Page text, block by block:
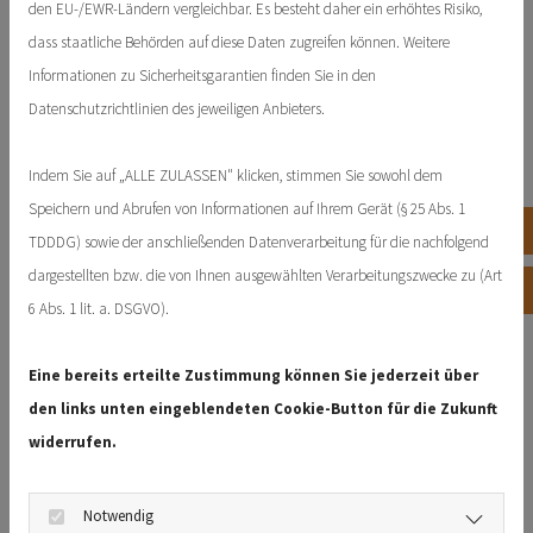
Im Erbrecht spielt die Nachlassverwaltung eine zentrale Rolle.
Erbrecht: Der Ablauf der Auseinandersetzung
einer Erbengemeinschaft: Erkenntnisse und
Lösungen mit Rechtsanwalt Andreas Welker
Das Erbrecht ist ein sensibles Thema, das oft mit starken Emotionen
den EU-/EWR-Ländern vergleichbar. Es besteht daher ein erhöhtes Risiko,
dass staatliche Behörden auf diese Daten zugreifen können. Weitere
Informationen zu Sicherheitsgarantien finden Sie in den
Datenschutzrichtlinien des jeweiligen Anbieters.
Indem Sie auf „ALLE ZULASSEN" klicken, stimmen Sie sowohl dem
Speichern und Abrufen von Informationen auf Ihrem Gerät (§ 25 Abs. 1
TDDDG) sowie der anschließenden Datenverarbeitung für die nachfolgend
dargestellten bzw. die von Ihnen ausgewählten Verarbeitungszwecke zu (Art
6 Abs. 1 lit. a. DSGVO).
Eine bereits erteilte Zustimmung können Sie jederzeit über
den links unten eingeblendeten Cookie-Button für die Zukunft
widerrufen.
Notwendig